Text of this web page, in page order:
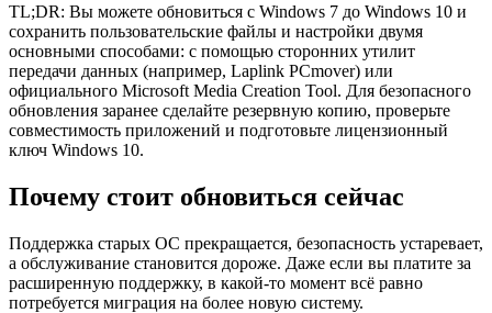
TL;DR: Вы можете обновиться с Windows 7 до Windows 10 и
сохранить пользовательские файлы и настройки двумя
основными способами: с помощью сторонних утилит
передачи данных (например, Laplink PCmover) или
официального Microsoft Media Creation Tool. Для безопасного
обновления заранее сделайте резервную копию, проверьте
совместимость приложений и подготовьте лицензионный
ключ Windows 10.
Почему стоит обновиться сейчас
Поддержка старых ОС прекращается, безопасность устаревает,
а обслуживание становится дороже. Даже если вы платите за
расширенную поддержку, в какой‑то момент всё равно
потребуется миграция на более новую систему.